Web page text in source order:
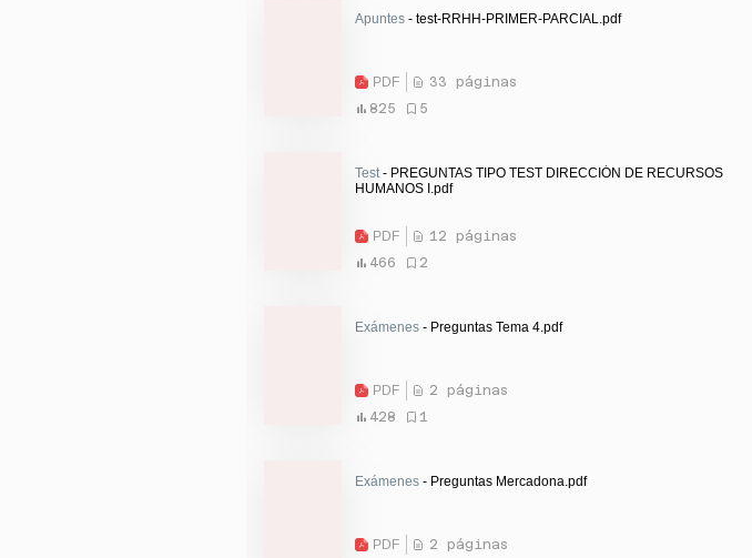
Apuntes - test-RRHH-PRIMER-PARCIAL.pdf
PDF
33 páginas
825
5
Test - PREGUNTAS TIPO TEST DIRECCIÓN DE RECURSOS
HUMANOS I.pdf
PDF
12 páginas
466
2
Exámenes - Preguntas Tema 4.pdf
PDF
2 páginas
428
1
Exámenes - Preguntas Mercadona.pdf
PDF
2 páginas